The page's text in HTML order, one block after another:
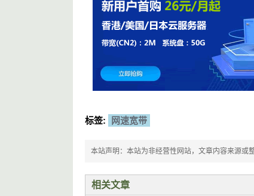
标签: 网速宽带
本站声明：本站为非经营性网站，文章内容来源
相关文章